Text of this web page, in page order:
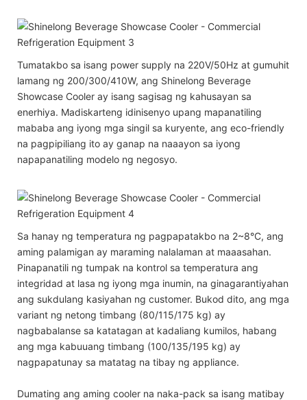
Tumatakbo sa isang power supply na 220V/50Hz at gumuhit
lamang ng 200/300/410W, ang Shinelong Beverage
Showcase Cooler ay isang sagisag ng kahusayan sa
enerhiya. Madiskarteng idinisenyo upang mapanatiling
mababa ang iyong mga singil sa kuryente, ang eco-friendly
na pagpipiliang ito ay ganap na naaayon sa iyong
napapanatiling modelo ng negosyo.
Sa hanay ng temperatura ng pagpapatakbo na 2~8°C, ang
aming palamigan ay maraming nalalaman at maaasahan.
Pinapanatili ng tumpak na kontrol sa temperatura ang
integridad at lasa ng iyong mga inumin, na ginagarantiyahan
ang sukdulang kasiyahan ng customer. Bukod dito, ang mga
variant ng netong timbang (80/115/175 kg) ay
nagbabalanse sa katatagan at kadaliang kumilos, habang
ang mga kabuuang timbang (100/135/195 kg) ay
nagpapatunay sa matatag na tibay ng appliance.
Dumating ang aming cooler na naka-pack sa isang matibay